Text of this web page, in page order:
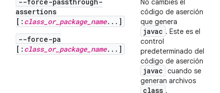
assertions
[: class_or_package_name...]
--force-pa
[: class_or_package_name...]
No cambies el
código de aserción
que genera
javac . Este es el
control
predeterminado del
código de aserción
javac cuando se
generan archivos
class .